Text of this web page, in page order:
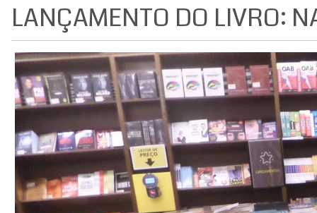
LANÇAMENTO DO LIVRO: